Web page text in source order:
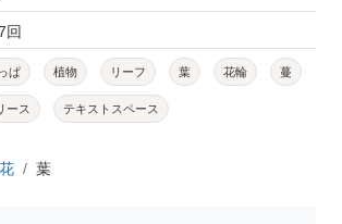
回
ぱ 植物 リーフ 葉 花輪 蔓
ース テキストスペース
花 葉